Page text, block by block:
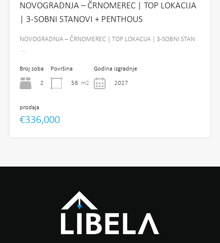
NOVOGRADNJA – ČRNOMEREC | TOP LOKACIJA
| 3-SOBNI STANOVI + PENTHOUS
NOVOGRADNJA – ČRNOMEREC | TOP LOKACIJA | 3-SOBNI STAN
…
Broj soba
2
Površina
58 m2
Godina izgradnje
2027
prodaja
€336,000